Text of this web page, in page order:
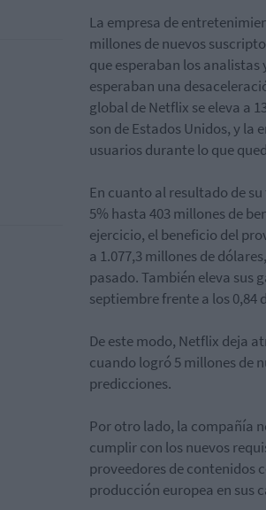
La empresa de
millones de nuevos
que esperaban los
esperaban una
global de Netflix se eleva a
son de Estados Unidos, y la
usuarios durante lo que
En cuanto al resultado de
5% hasta 403 millones de
ejercicio, el beneficio del
a 1.077,3 millones de
pasado. También eleva sus
septiembre frente a los 0,84
De este modo, Netflix deja
cuando logró 5 millones de
predicciones.
Por otro lado, la compañía
cumplir con los nuevos
proveedores de contenidos
producción europea en sus